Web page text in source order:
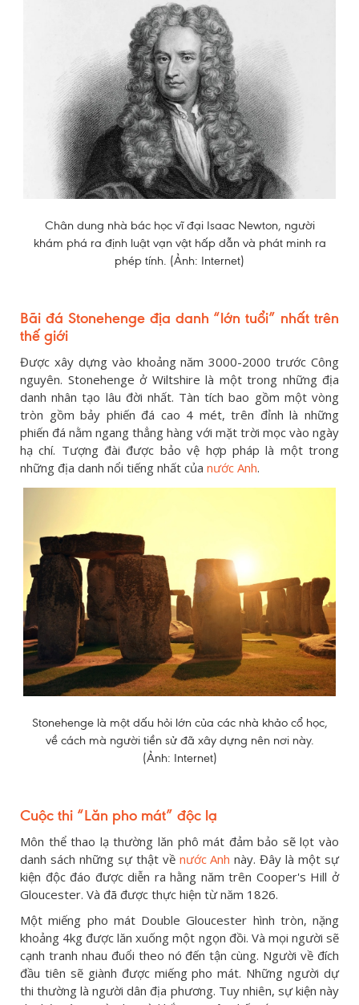
Chân dung nhà bác học vĩ đại Isaac Newton, người
khám phá ra định luật vạn vật hấp dẫn và phát minh ra
phép tính. (Ảnh: Internet)
Bãi đá Stonehenge địa danh “lớn tuổi” nhất trên
thế giới
Được xây dựng vào khoảng năm 3000-2000 trước Công
nguyên. Stonehenge ở Wiltshire là một trong những địa
danh nhân tạo lâu đời nhất. Tàn tích bao gồm một vòng
tròn gồm bảy phiến đá cao 4 mét, trên đỉnh là những
phiến đá nằm ngang thẳng hàng với mặt trời mọc vào ngày
hạ chí. Tượng đài được bảo vệ hợp pháp là một trong
những địa danh nổi tiếng nhất của nước Anh.
Stonehenge là một dấu hỏi lớn của các nhà khảo cổ học,
về cách mà người tiền sử đã xây dựng nên nơi này.
(Ảnh: Internet)
Cuộc thi “Lăn pho mát” độc lạ
Môn thể thao lạ thường lăn phô mát đảm bảo sẽ lọt vào
danh sách những sự thật về nước Anh này. Đây là một sự
kiện độc đáo được diễn ra hằng năm trên Cooper's Hill ở
Gloucester. Và đã được thực hiện từ năm 1826.
Một miếng pho mát Double Gloucester hình tròn, nặng
khoảng 4kg được lăn xuống một ngọn đồi. Và mọi người sẽ
cạnh tranh nhau đuổi theo nó đến tận cùng. Người về đích
đầu tiên sẽ giành được miếng pho mát. Những người dự
thi thường là người dân địa phương. Tuy nhiên, sự kiện này